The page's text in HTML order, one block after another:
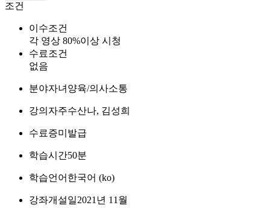
조건
이수조건
각 영상 80%이상 시청
수료조건
없음
분야자녀양육/의사소통
강의자주수산나, 김성희
수료증미발급
학습시간50분
학습언어 한국어 ‎(ko)‎
강좌개설일2021년 11월